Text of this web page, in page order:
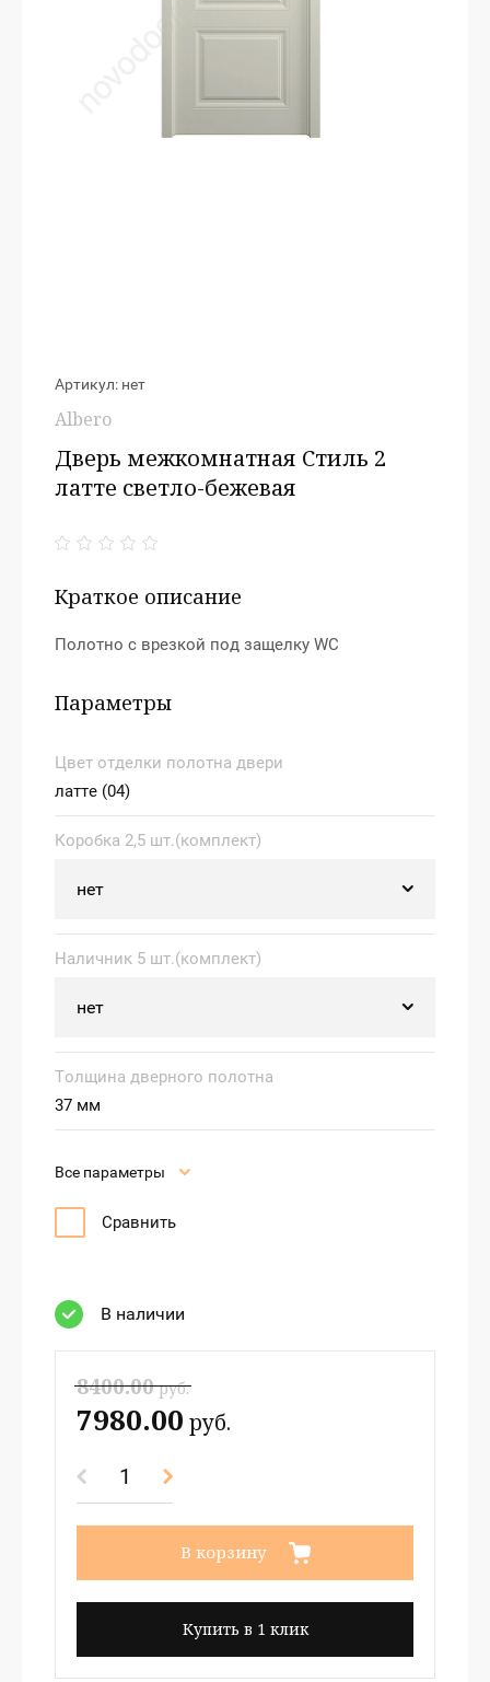
Артикул: нет
Albero
Дверь межкомнатная Стиль 2
латте светло-бежевая
Краткое описание
Полотно с врезкой под защелку WC
Параметры
Цвет отделки полотна двери
латте (04)
Коробка 2,5 шт.(комплект)
Наличник 5 шт.(комплект)
Толщина дверного полотна
37 мм
Все параметры
Сравнить
В наличии
8400.00руб.
7980.00 руб.
В корзину
Купить в 1 клик